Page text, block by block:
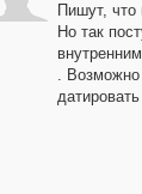
Пишут, что
Но так
. Возможно